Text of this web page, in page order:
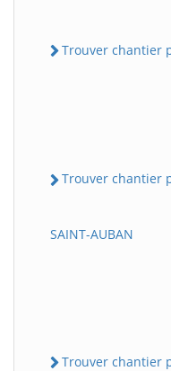
Trouver chantier
Trouver chantier
SAINT-AUBAN
Trouver chantier